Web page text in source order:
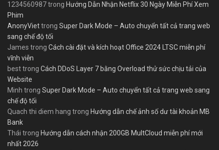
1234560987trong Hướng Dẫn Nhận Netflix 30 Ngày Miễn Phí Xem
Phim
AnonyViettrong Super Dark Mode – Auto chuyển tất cả trang web
sang chế độ tối
James trong Cách cài đặt và kích hoạt Office 2024 LTSC miễn phí
vĩnh viễn
besttrong Cách DDoS Layer 7 bằng Overload thử sức chịu tải của
Website
Minh trong Super Dark Mode – Auto chuyển tất cả trang web sang
chế độ tối
Quach thi diem hang trong Hướng dẫn chế ảnh số dư tài khoản MB
Bank
Thái trong Hướng dẫn cách nhận 200GB MultCloud miễn phí mới
nhất 2026